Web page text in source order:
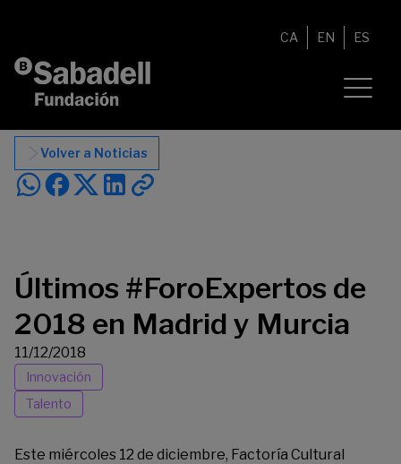
CA EN ES
Volver a Noticias
Últimos #ForoExpertos de
2018 en Madrid y Murcia
11/12/2018
Innovación
Talento
Este miércoles 12 de diciembre, Factoría Cultural